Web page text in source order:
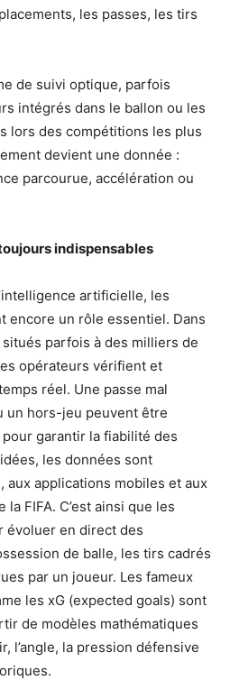
les passes, les tirs
de suivi optique, parfois
intégrés dans le ballon ou les
lors des compétitions les plus
devient une donnée :
parcourue, accélération ou
indispensables
artificielle, les
encore un rôle essentiel. Dans
parfois à des milliers de
opérateurs vérifient et
réel. Une passe mal
un hors-jeu peuvent être
garantir la fiabilité des
les données sont
aux applications mobiles et aux
FIFA. C’est ainsi que les
évoluer en direct des
de balle, les tirs cadrés
par un joueur. Les fameux
les xG (expected goals) sont
de modèles mathématiques
l’angle, la pression défensive